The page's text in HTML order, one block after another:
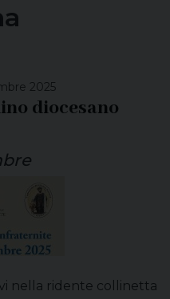
2025
diocesano
nella ridente collinetta